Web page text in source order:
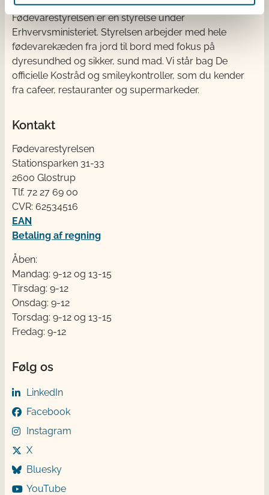
Fødevarestyrelsen er en styrelse under
Erhvervsministeriet. Styrelsen arbejder med hele
fødevarekæden fra jord til bord med fokus på
dyresundhed og sikker, sund mad. Vi står bag De
officielle Kostråd og smileykontroller, som du kender
fra cafeer, restauranter og supermarkeder.
Kontakt
Fødevarestyrelsen
Stationsparken 31-33
2600 Glostrup
Tlf. 72 2​​​7 69 00
CVR: 62534516
EAN
Betaling af regning
Åben:
Mandag: 9-12 og 13-15
Tirsdag: 9-12
Onsdag: 9-12
Torsdag: 9-12 og 13-15
Fredag: 9-12
Følg os
LinkedIn
Facebook
Instagram
X
Bluesky
YouTube